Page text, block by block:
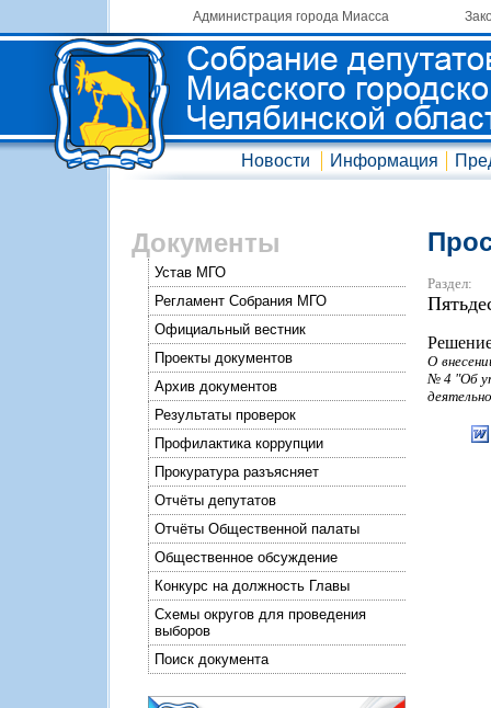
Администрация города Миасса
Новости Информация
Документы
Устав МГО
Регламент Собрания МГО
Официальный вестник
Проекты документов
Архив документов
Результаты проверок
Профилактика коррупции
Прокуратура разъясняет
Отчёты депутатов
Отчёты Общественной палаты
Общественное обсуждение
Конкурс на должность Главы
Схемы округов для проведения
выборов
Поиск документа
Раздел:
О
№ 4 "Об